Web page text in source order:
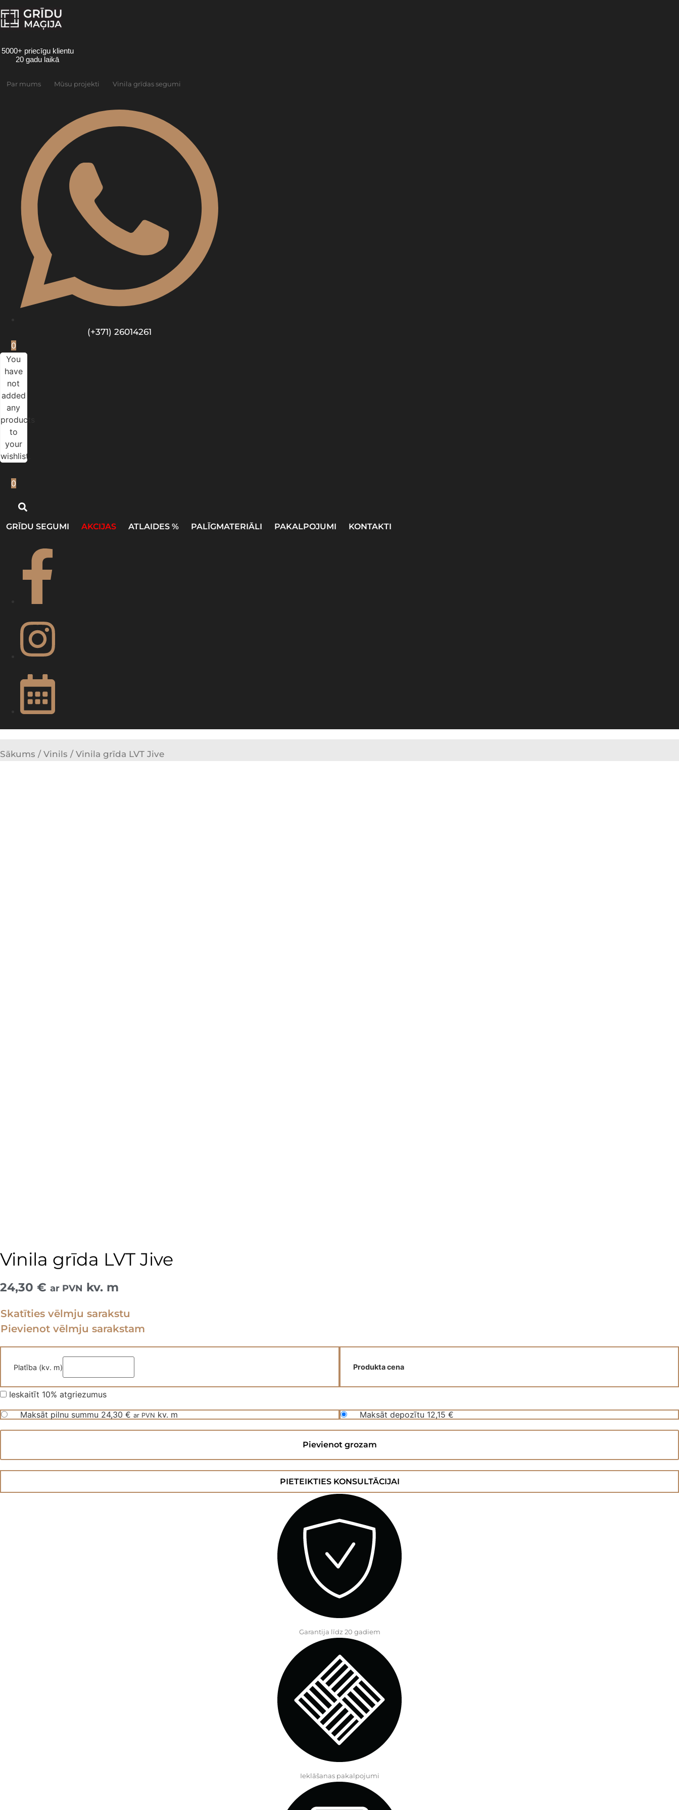
to
content
5000+ priecīgu klientu
20 gadu laikā
Par mums Mūsu projekti Vinila grīdas segumi
(+371) 26014261
0
You
have
not
added
any
products
to
your
wishlist.
0
GRĪDU SEGUMI AKCIJAS ATLAIDES % PALĪGMATERIĀLI PAKALPOJUMI KONTAKTI
Sākums / Vinils / Vinila grīda LVT Jive
Vinila grīda LVT Jive
24,30 € ar PVN kv. m
Skatīties vēlmju sarakstu
Pievienot vēlmju sarakstam
Platība (kv. m) Produkta cena
Ieskaitīt 10% atgriezumus
Maksāt pilnu summu 24,30 € ar PVN kv. m Maksāt depozītu 12,15 €
Vinila
Jive
Pievienot grozam
PIETEIKTIES KONSULTĀCIJAI
Garantija līdz 20 gadiem
Ieklāšanas pakalpojumi